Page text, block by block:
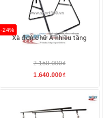
-24%
Xà đơn chữ A nhiều tầng
2.150.000₫
1.640.000₫